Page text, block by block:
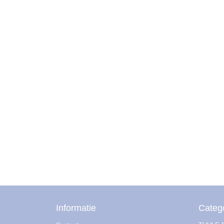
Informatie